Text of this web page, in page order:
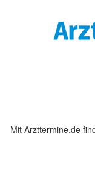
Mit Arzttermine.de